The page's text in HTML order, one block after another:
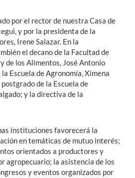
por el rector de nuestra Casa de
y por la presidenta de la
Irene Salazar. En la
el decano de la Facultad de
de los Alimentos, José Antonio
Escuela de Agronomía, Ximena
de la Escuela de
y la directiva de la
instituciones favorecerá la
en temáticas de mutuo interés;
orientados a productores y
agropecuario; la asistencia de los
y eventos organizados por